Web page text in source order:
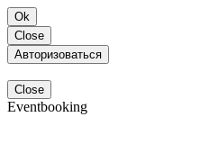
Ok
Close
Авторизоваться
Close
Eventbooking